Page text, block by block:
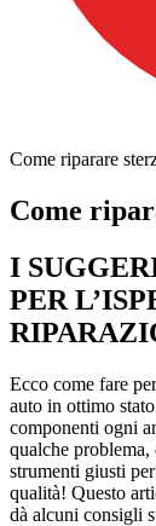
Come riparare
Come
I
PER
Ecco come fare
auto in ottimo
componenti ogni
qualche
strumenti giusti
qualità! Questo
dà alcuni consigli